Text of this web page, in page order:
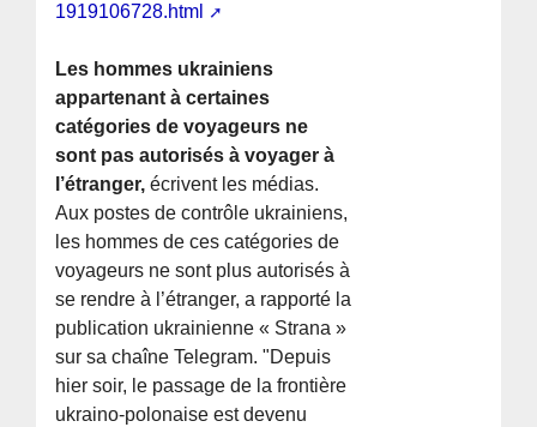
1919106728.html
Les hommes ukrainiens
appartenant à certaines
catégories de voyageurs ne
sont pas autorisés à voyager à
l’étranger, écrivent les médias.
Aux postes de contrôle ukrainiens,
les hommes de ces catégories de
voyageurs ne sont plus autorisés à
se rendre à l’étranger, a rapporté la
publication ukrainienne « Strana »
sur sa chaîne Telegram. "Depuis
hier soir, le passage de la frontière
ukraino-polonaise est devenu